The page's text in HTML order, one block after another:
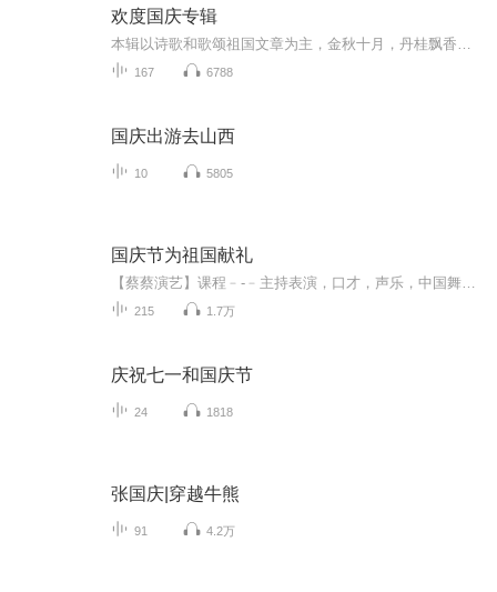
欢度国庆专辑
167 6788
国庆出游去山西
10 5805
国庆节为祖国献礼
215 1.7万
庆祝七一和国庆节
24 1818
张国庆|穿越牛熊
91 4.2万